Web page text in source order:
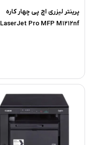
پرینتر لیزری اچ پی چهار کاره
LaserJet Pro MFP M1212nf